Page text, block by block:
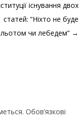
існування двох
статей: “Ніхто не буде
чи лебедем” →
Обов’язкові